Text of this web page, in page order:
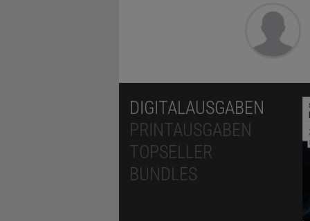
DIGITALAUSGABEN
PRINTAUSGABEN
TOPSELLER
BUNDLES